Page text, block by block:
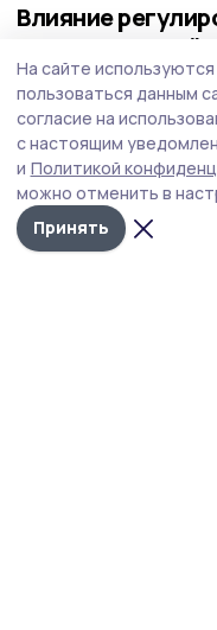
Влияние
рынке
На сайте
пользоваться данным
согласие на
с настоящим
и Политикой
можно отменить в
Принять